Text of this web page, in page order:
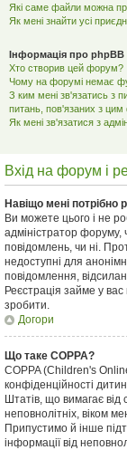
Які саме файли можна
Як мені знайти усі
Інформація про phpBB
Хто створив цей форум?
Чому на форумі немає
З ким мені зв'язатись з
питань, пов'язаних з
Як мені зв'язатися з
Вхід на форум і
Навіщо мені потрібно
Ви можете цього і не
адміністратор форуму,
повідомлень, чи ні.
недоступні для
повідомлення,
Реєстрація займе у
зробити.
Догори
Що таке COPPA?
COPPA (Children's
конфіденційності
Штатів, що вимагає від
неповнолітніх, віком
Припустимо й інше
інформації від